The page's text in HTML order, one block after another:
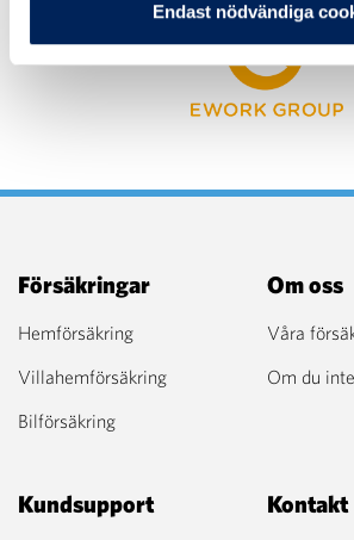
Endast nödvändiga
Försäkringar
Hemförsäkring
Villahemförsäkring
Bilförsäkring
Om oss
Våra
Om du
Kundsupport Kontakt